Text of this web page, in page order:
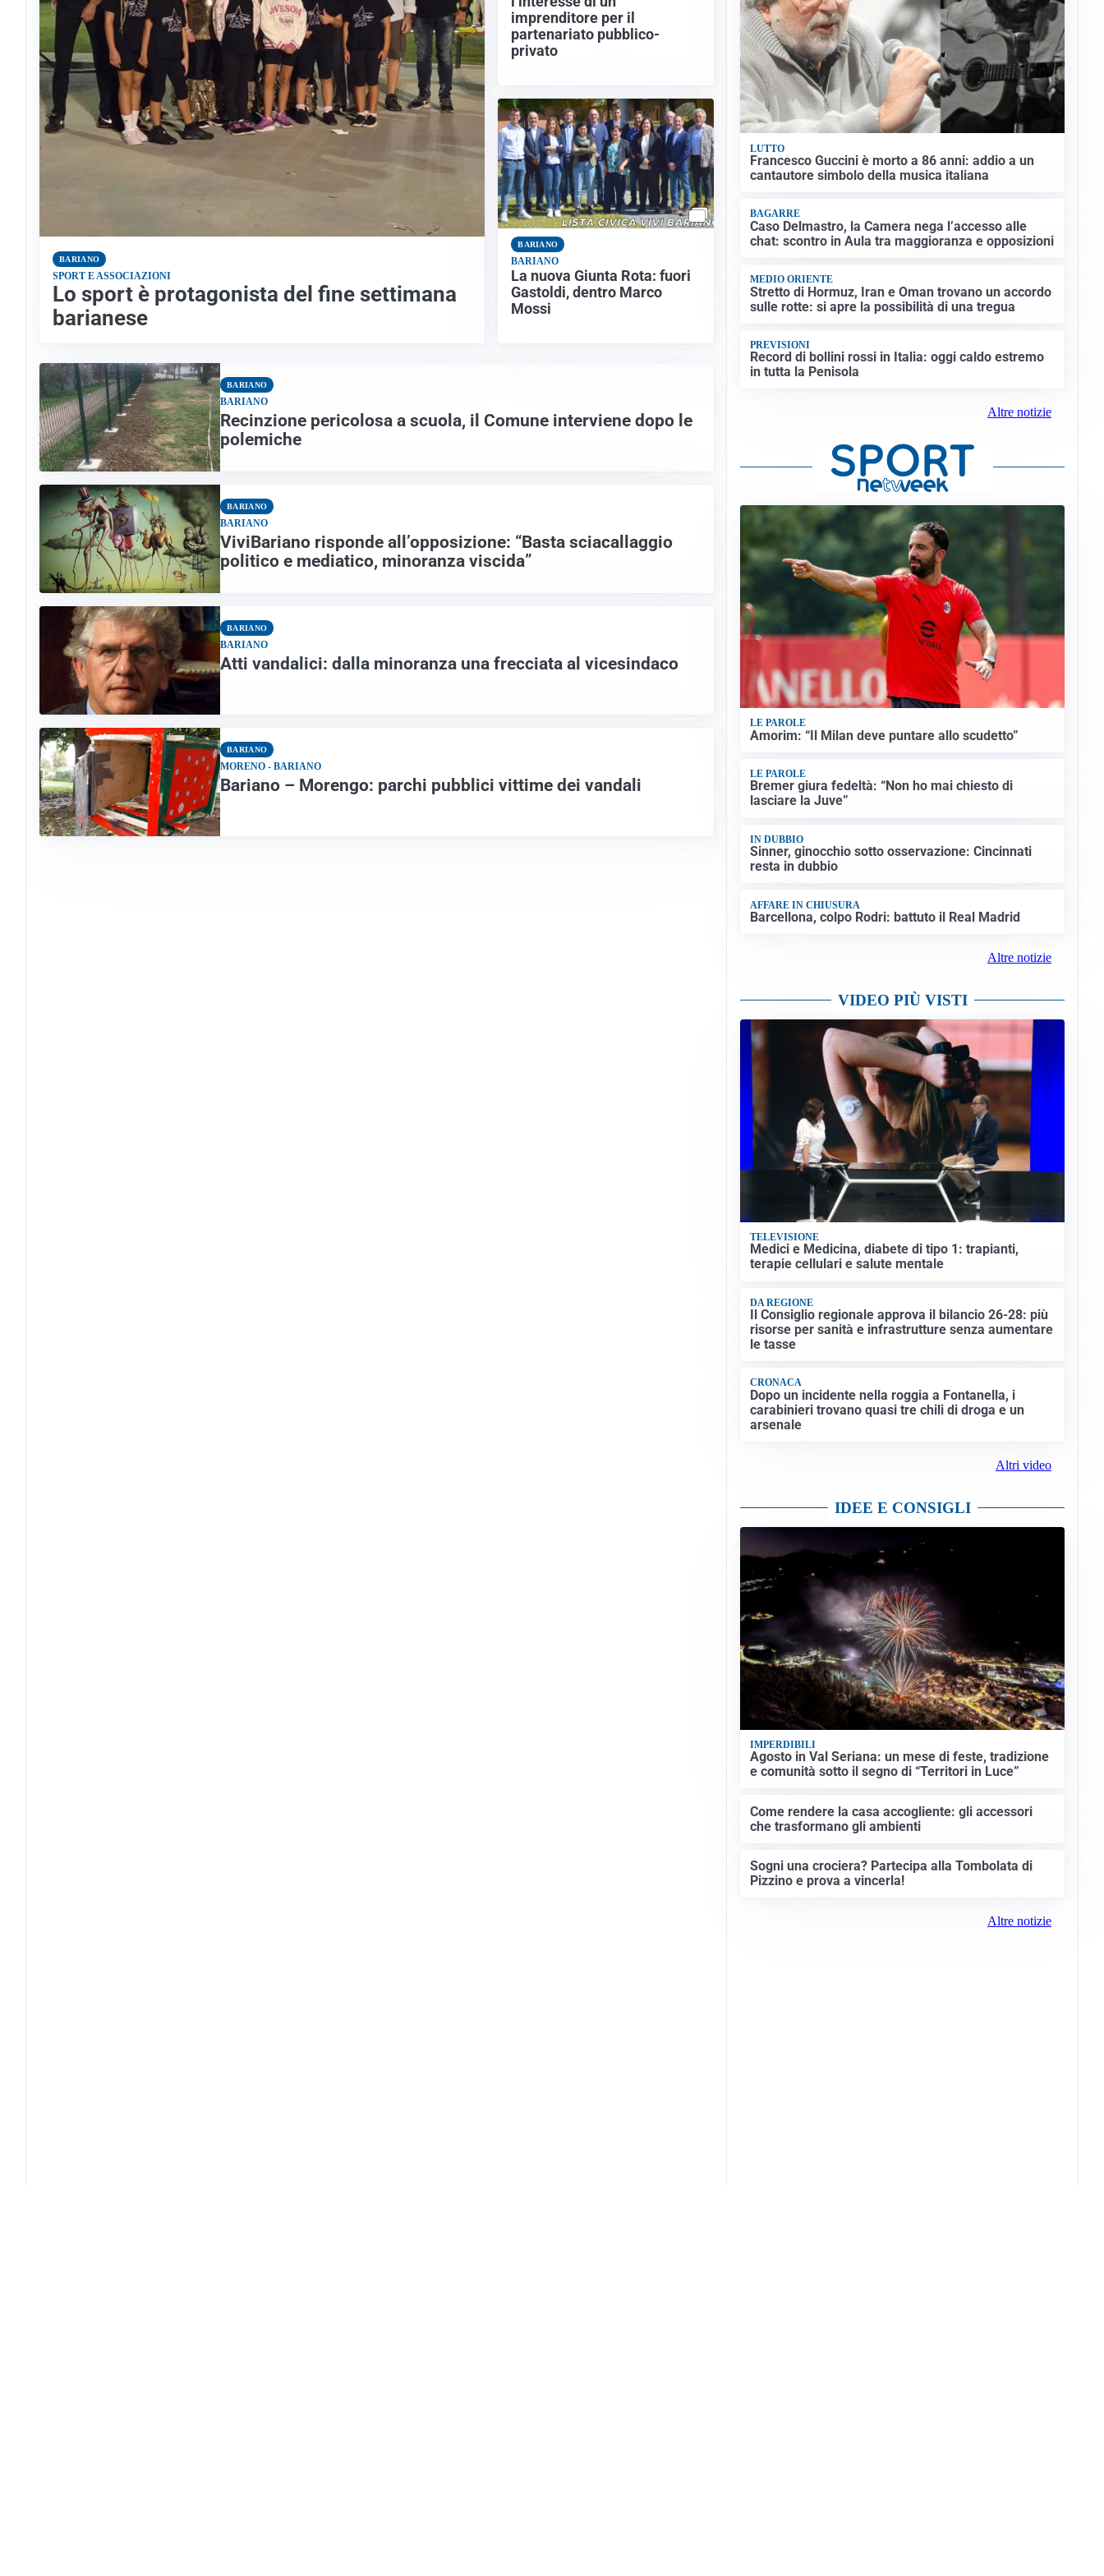
BARIANO
SPORT E ASSOCIAZIONI
Lo sport è protagonista del fine settimana
barianese
imprenditore per il
partenariato pubblico-
privato
BARIANO
BARIANO
La nuova Giunta Rota: fuori
Gastoldi, dentro Marco
Mossi
BARIANO
BARIANO
Recinzione pericolosa a scuola, il Comune interviene dopo le
polemiche
BARIANO
BARIANO
ViviBariano risponde all’opposizione: “Basta sciacallaggio
politico e mediatico, minoranza viscida”
BARIANO
BARIANO
Atti vandalici: dalla minoranza una frecciata al vicesindaco
BARIANO
MORENO - BARIANO
Bariano – Morengo: parchi pubblici vittime dei vandali
LUTTO
Francesco Guccini è morto a 86 anni: addio a un
cantautore simbolo della musica italiana
BAGARRE
Caso Delmastro, la Camera nega l’accesso alle
chat: scontro in Aula tra maggioranza e opposizioni
MEDIO ORIENTE
Stretto di Hormuz, Iran e Oman trovano un accordo
sulle rotte: si apre la possibilità di una tregua
PREVISIONI
Record di bollini rossi in Italia: oggi caldo estremo
in tutta la Penisola
Altre notizie
LE PAROLE
Amorim: “Il Milan deve puntare allo scudetto”
LE PAROLE
Bremer giura fedeltà: “Non ho mai chiesto di
lasciare la Juve”
IN DUBBIO
Sinner, ginocchio sotto osservazione: Cincinnati
resta in dubbio
AFFARE IN CHIUSURA
Barcellona, colpo Rodri: battuto il Real Madrid
Altre notizie
VIDEO PIÙ VISTI
TELEVISIONE
Medici e Medicina, diabete di tipo 1: trapianti,
terapie cellulari e salute mentale
DA REGIONE
Il Consiglio regionale approva il bilancio 26-28: più
risorse per sanità e infrastrutture senza aumentare
le tasse
CRONACA
Dopo un incidente nella roggia a Fontanella, i
carabinieri trovano quasi tre chili di droga e un
arsenale
Altri video
IDEE E CONSIGLI
IMPERDIBILI
Agosto in Val Seriana: un mese di feste, tradizione
e comunità sotto il segno di “Territori in Luce”
Come rendere la casa accogliente: gli accessori
che trasformano gli ambienti
Sogni una crociera? Partecipa alla Tombolata di
Pizzino e prova a vincerla!
Altre notizie